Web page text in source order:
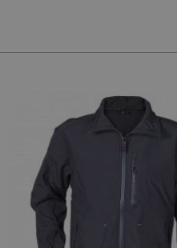
ТΟ ΠΡΟΪΌΝ ΈΧΕΙ